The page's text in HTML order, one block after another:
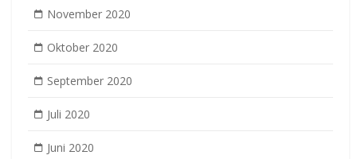
November 2020
Oktober 2020
September 2020
Juli 2020
Juni 2020